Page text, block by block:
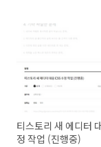
티스토리 새 에디터
정 작업 (진행중)